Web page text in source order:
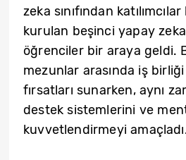
zeka sınıfından
kurulan beşinci yapay zeka
öğrenciler bir araya geldi.
mezunlar arasında iş
fırsatları sunarken, aynı
destek sistemlerini ve
kuvvetlendirmeyi